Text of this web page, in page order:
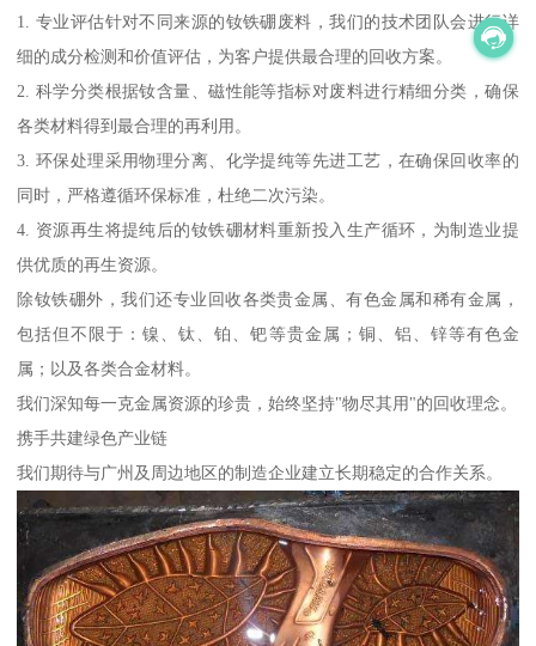
1. 专业评估针对不同来源的钕铁硼废料，我们的技术团队会进行详
细的成分检测和价值评估，为客户提供最合理的回收方案。
2. 科学分类根据钕含量、磁性能等指标对废料进行精细分类，确保
各类材料得到最合理的再利用。
3. 环保处理采用物理分离、化学提纯等先进工艺，在确保回收率的
同时，严格遵循环保标准，杜绝二次污染。
4. 资源再生将提纯后的钕铁硼材料重新投入生产循环，为制造业提
供优质的再生资源。
除钕铁硼外，我们还专业回收各类贵金属、有色金属和稀有金属，
包括但不限于：镍、钛、铂、钯等贵金属；铜、铝、锌等有色金
属；以及各类合金材料。
我们深知每一克金属资源的珍贵，始终坚持"物尽其用"的回收理念。
携手共建绿色产业链
我们期待与广州及周边地区的制造企业建立长期稳定的合作关系。